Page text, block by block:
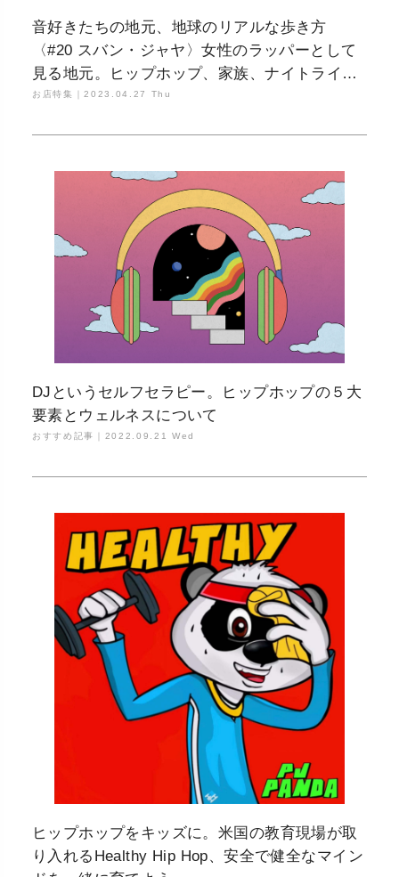
音好きたちの地元、地球のリアルな歩き方
〈#20 スバン・ジャヤ〉女性のラッパーとして
見る地元。ヒップホップ、家族、ナイトライ
フ、SS15地区
お店特集｜2023.04.27 Thu
DJというセルフセラピー。ヒップホップの５大
要素とウェルネスについて
おすすめ記事｜ 2022.09.21 Wed
ヒップホップをキッズに。米国の教育現場が取
り入れるHealthy Hip Hop、安全で健全なマイン